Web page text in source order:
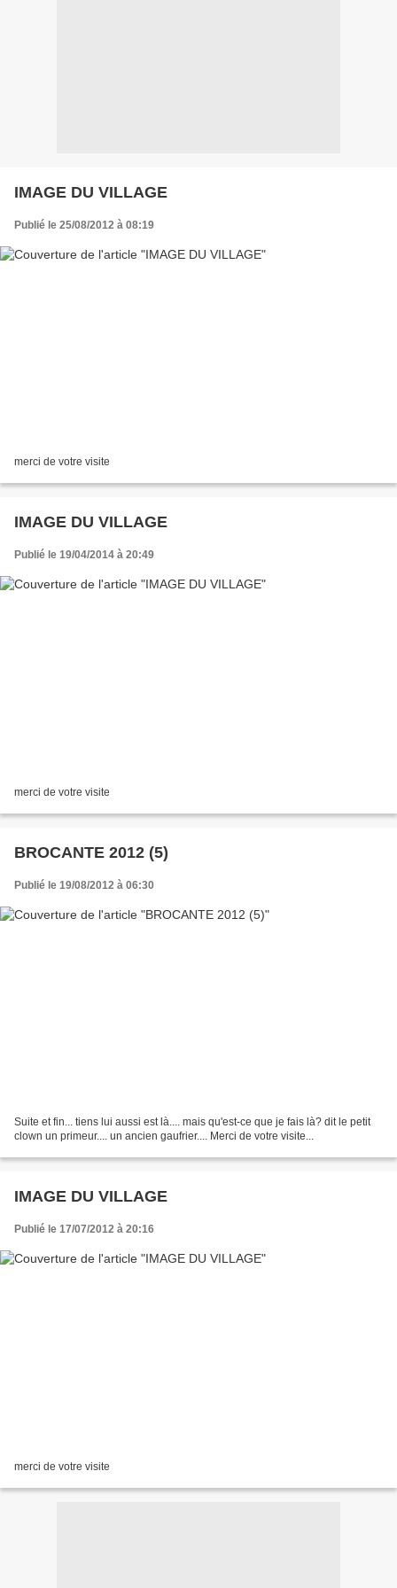
IMAGE DU VILLAGE
Publié le 25/08/2012 à 08:19
merci de votre visite
IMAGE DU VILLAGE
Publié le 19/04/2014 à 20:49
merci de votre visite
BROCANTE 2012 (5)
Publié le 19/08/2012 à 06:30
Suite et fin... tiens lui aussi est là.... mais qu'est-ce que je fais là? dit le petit
clown un primeur.... un ancien gaufrier.... Merci de votre visite...
IMAGE DU VILLAGE
Publié le 17/07/2012 à 20:16
merci de votre visite